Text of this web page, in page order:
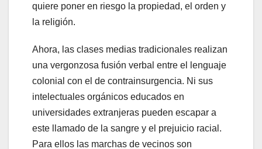
quiere poner en riesgo la propiedad, el orden y
la religión.
Ahora, las clases medias tradicionales realizan
una vergonzosa fusión verbal entre el lenguaje
colonial con el de contrainsurgencia. Ni sus
intelectuales orgánicos educados en
universidades extranjeras pueden escapar a
este llamado de la sangre y el prejuicio racial.
Para ellos las marchas de vecinos son